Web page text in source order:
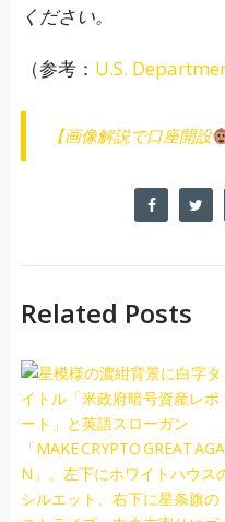
ください。
（参考： U.S.
【画像解説で口座開設
Related Posts